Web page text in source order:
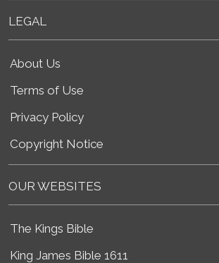
LEGAL
About Us
Terms of Use
Privacy Policy
Copyright Notice
OUR WEBSITES
The Kings Bible
King James Bible 1611